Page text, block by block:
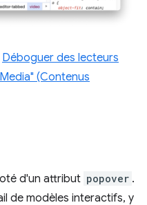
Déboguer des lecteurs
(Contenus
d'un attribut popover .
de modèles interactifs, y